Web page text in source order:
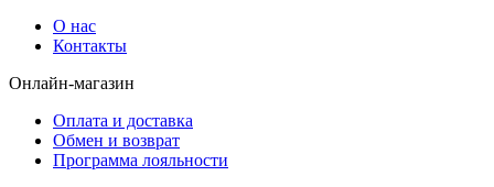
О нас
Контакты
Онлайн-магазин
Оплата и доставка
Обмен и возврат
Программа лояльности